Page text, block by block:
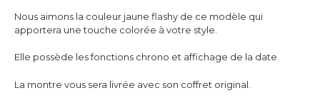
Nous aimons la couleur jaune flashy de ce modèle qui
apportera une touche colorée à votre style.
Elle possède les fonctions chrono et affichage de la date.
La montre vous sera livrée avec son coffret original.